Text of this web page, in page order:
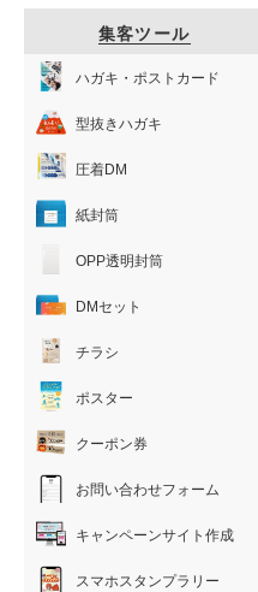
集客ツール
ハガキ・ポストカード
型抜きハガキ
圧着DM
紙封筒
OPP透明封筒
DMセット
チラシ
ポスター
クーポン券
お問い合わせフォーム
キャンペーンサイト作成
スマホスタンプラリー